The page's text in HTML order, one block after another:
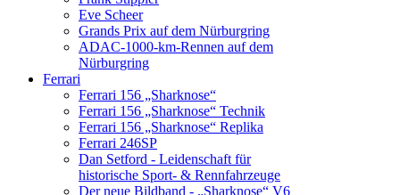
Eve Scheer
Grands Prix auf dem Nürburgring
ADAC-1000-km-Rennen auf dem
Nürburgring
Ferrari
Ferrari 156 „Sharknose“
Ferrari 156 „Sharknose“ Technik
Ferrari 156 „Sharknose“ Replika
Ferrari 246SP
Dan Setford - Leidenschaft für
historische Sport- & Rennfahrzeuge
Der neue Bildband - „Sharknose“ V6